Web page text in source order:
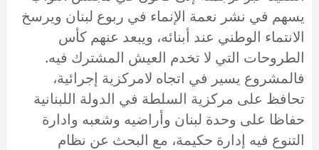
يسهم في نشر نعمة الإنماء في ربوع لبنان ويرسخ
الانتماء الوطني عند أبنائه، ويبعد عنهم كأس
الطروحات التي لا تخدم العيش المشترك فيه.
فالمشروع يسير في اتجاه لامركزية إجرائية،
تحافظ على مركزية السلطة في الدولة اللبنانية
حفاظا على وحدة لبنان وأراضيه وشعبه وادارة
التنوع فيه إدارة حكيمة، مع البحث عن نظام